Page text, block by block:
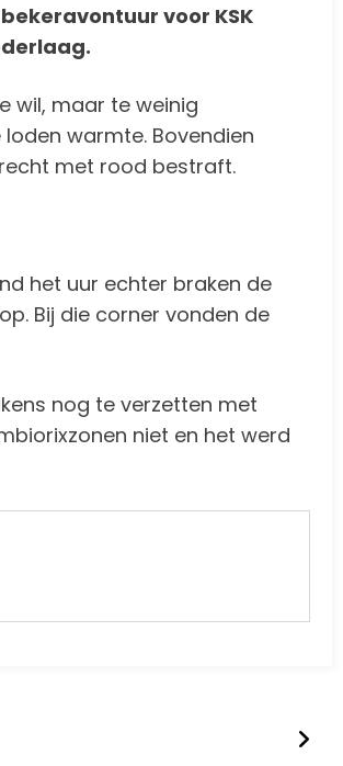
voor KSK
wil, maar te weinig
warmte. Bovendien
met rood bestraft.
het uur echter braken de
Bij die corner vonden de
nog te verzetten met
niet en het werd